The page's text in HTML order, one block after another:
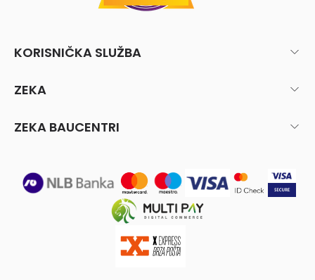
KORISNIČKA SLUŽBA
ZEKA
ZEKA BAUCENTRI